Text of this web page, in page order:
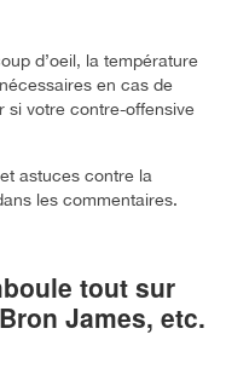
d’oeil, la température
en cas de
si votre contre-offensive
astuces contre la
les commentaires.
tout sur
James, etc.